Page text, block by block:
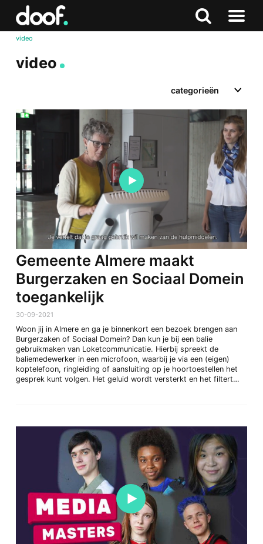
Zoeken
Naar
video
video
categorieën
Gemeente Almere maakt
Burgerzaken en Sociaal Domein
toegankelijk
30-09-2021
Woon jij in Almere en ga je binnenkort een bezoek brengen aan
Burgerzaken of Sociaal Domein? Dan kun je bij een balie
gebruikmaken van Loketcommunicatie. Hierbij spreekt de
baliemedewerker in een microfoon, waarbij je via een (eigen)
koptelefoon, ringleiding of aansluiting op je hoortoestellen het
gesprek kunt volgen. Het geluid wordt versterkt en het filtert…
Doof.nl
Zoeken